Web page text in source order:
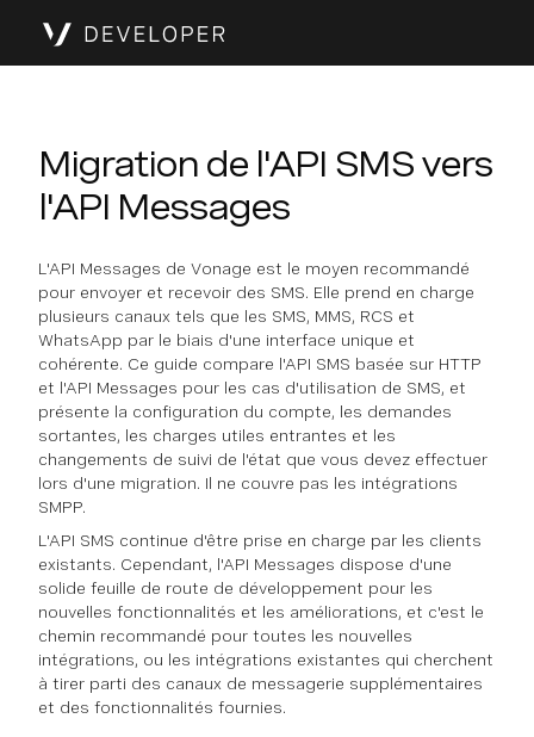
Migration de l'API SMS vers
l'API Messages
L'API Messages de Vonage est le moyen recommandé
pour envoyer et recevoir des SMS. Elle prend en charge
plusieurs canaux tels que les SMS, MMS, RCS et
WhatsApp par le biais d'une interface unique et
cohérente. Ce guide compare l'API SMS basée sur HTTP
et l'API Messages pour les cas d'utilisation de SMS, et
présente la configuration du compte, les demandes
sortantes, les charges utiles entrantes et les
changements de suivi de l'état que vous devez effectuer
lors d'une migration. Il ne couvre pas les intégrations
SMPP.
L'API SMS continue d'être prise en charge par les clients
existants. Cependant, l'API Messages dispose d'une
solide feuille de route de développement pour les
nouvelles fonctionnalités et les améliorations, et c'est le
chemin recommandé pour toutes les nouvelles
intégrations, ou les intégrations existantes qui cherchent
à tirer parti des canaux de messagerie supplémentaires
et des fonctionnalités fournies.